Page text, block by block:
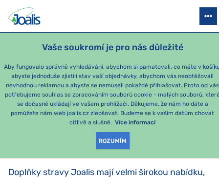
Vaše soukromí je pro nás důležité
Aby fungovalo správně vyhledávání, abychom si pamatovali, co máte v
abyste jednoduše zjistili stav vaší objednávky, abychom vás neobtěžovali
nevhodnou reklamou a abyste se nemuseli pokaždé přihlašovat. Proto od vás
potřebujeme souhlas se zpracováním souborů cookie - malých souborů,
se dočasně ukládají ve vašem prohlížeči. Děkujeme, že nám ho dáte a
pomůžete nám web joalis.cz zlepšovat. Budeme se k vašim datům chovat
citlivě a slušně. Více informací
ROZUMÍM
PRODUKTY PODLE OBTÍŽÍ SEZÓNNÍ BALÍČKY PRO DĚTI
PODLE KATEGORIE
PRODUKTY PODLE
KATEGORIE:
PODLE KATEGORIE
Doplňky stravy Joalis mají velmi širokou nabídku,